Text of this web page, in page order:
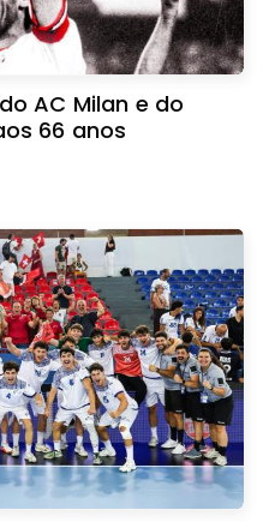
AC Milan e do
66 anos